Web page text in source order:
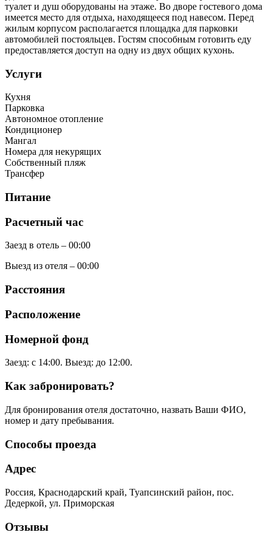
туалет и душ оборудованы на этаже. Во дворе гостевого дома
имеется место для отдыха, находящееся под навесом. Перед
жилым корпусом располагается площадка для парковки
автомобилей постояльцев. Гостям способным готовить еду
предоставляется доступ на одну из двух общих кухонь.
Услуги
Кухня
Парковка
Автономное отопление
Кондиционер
Мангал
Номера для некурящих
Собственный пляж
Трансфер
Питание
Расчетный час
Заезд в отель – 00:00
Выезд из отеля – 00:00
Расстояния
Расположение
Номерной фонд
Заезд: с 14:00. Выезд: до 12:00.
Как забронировать?
Для бронирования отеля достаточно, назвать Ваши ФИО,
номер и дату пребывания.
Способы проезда
Адрес
Россия, Краснодарский край, Туапсинский район, пос.
Дедеркой, ул. Приморская
Отзывы